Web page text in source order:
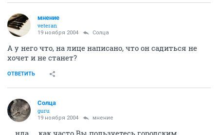
мнение
veteran
19 ноября 2004 Солца
А у него что, на лице написано, что он садиться не
хочет и не станет?
ОТВЕТИТЬ
Солца
guru
19 ноября 2004 мнение
....нда.... как часто Вы пользуетесь городским